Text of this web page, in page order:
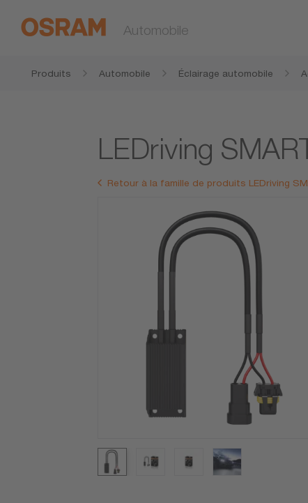
Automobile
Produits Automobile Éclairage automobile
LEDriving
Retour à la famille de produits LEDriving